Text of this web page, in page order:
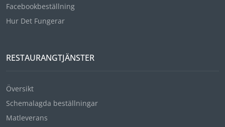
Facebookbeställning
Hur Det Fungerar
RESTAURANGTJÄNSTER
Översikt
Schemalagda beställningar
Matleverans